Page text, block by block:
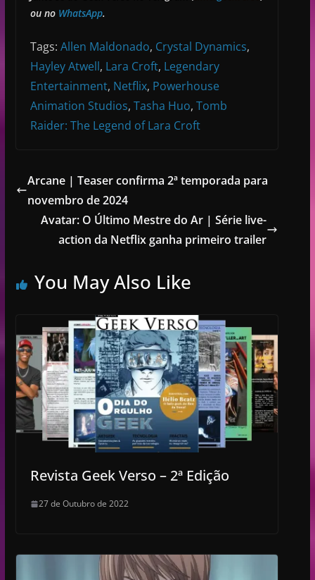
ou no WhatsApp.
Tags: Allen Maldonado, Crystal Dynamics,
Hayley Atwell, Lara Croft, Legendary
Entertainment, Netflix, Powerhouse
Animation Studios, Tasha Huo, Tomb
Raider: The Legend of Lara Croft
Arcane | Teaser confirma 2ª temporada para
novembro de 2024
Avatar: O Último Mestre do Ar | Série live-
action da Netflix ganha primeiro trailer
You May Also Like
Revista Geek Verso – 2ª Edição
27 de Outubro de 2022